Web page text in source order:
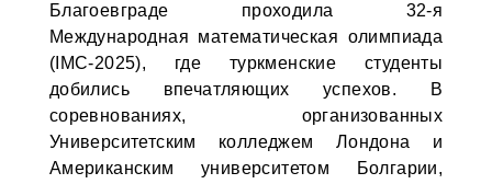
Благоевграде проходила 32-я
Международная математическая олимпиада
(IMC-2025), где туркменские студенты
добились впечатляющих успехов. В
соревнованиях, организованных
Университетским колледжем Лондона и
Американским университетом Болгарии,